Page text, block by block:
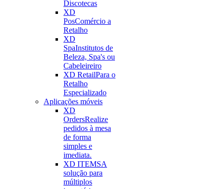
Discotecas
XD
PosComércio a
Retalho
XD
SpaInstitutos de
Beleza, Spa's ou
Cabeleireiro
XD RetailPara o
Retalho
Especializado
Aplicações móveis
XD
OrdersRealize
pedidos à mesa
de forma
simples e
imediata.
XD ITEMSA
solução para
múltiplos